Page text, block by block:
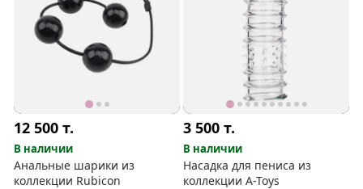
12 500т.
В наличии
Анальные шарики из
коллекции Rubicon
3 500т.
В наличии
Насадка для пениса из
коллекции A-Toys